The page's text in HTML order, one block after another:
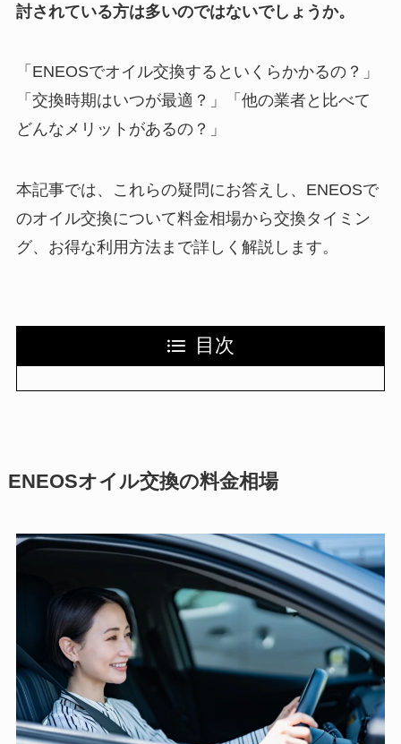
討されている方は多いのではないでしょうか。
「ENEOSでオイル交換するといくらかかるの？」
「交換時期はいつが最適？」「他の業者と比べて
どんなメリットがあるの？」
本記事では、これらの疑問にお答えし、ENEOSで
のオイル交換について料金相場から交換タイミン
グ、お得な利用方法まで詳しく解説します。
目次
ENEOSオイル交換の料金相場